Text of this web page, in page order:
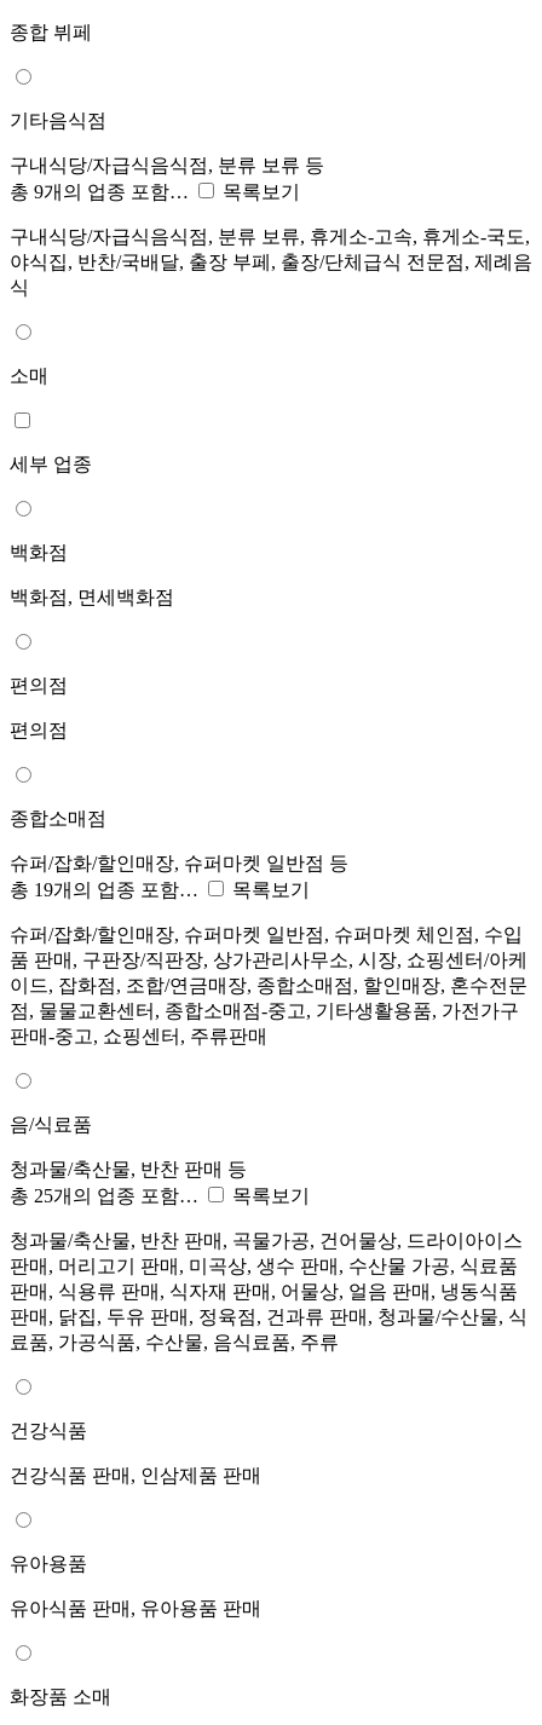
종합 뷔페
기타음식점
구내식당/자급식음식점, 분류 보류 등
총 9개의 업종 포함…
목록보기
구내식당/자급식음식점, 분류 보류, 휴게소-고속, 휴게소-국도,
야식집, 반찬/국배달, 출장 부페, 출장/단체급식 전문점, 제례음
식
소매
세부 업종
백화점
백화점, 면세백화점
편의점
편의점
종합소매점
슈퍼/잡화/할인매장, 슈퍼마켓 일반점 등
총 19개의 업종 포함…
목록보기
슈퍼/잡화/할인매장, 슈퍼마켓 일반점, 슈퍼마켓 체인점, 수입
품 판매, 구판장/직판장, 상가관리사무소, 시장, 쇼핑센터/아케
이드, 잡화점, 조합/연금매장, 종합소매점, 할인매장, 혼수전문
점, 물물교환센터, 종합소매점-중고, 기타생활용품, 가전가구
판매-중고, 쇼핑센터, 주류판매
음/식료품
청과물/축산물, 반찬 판매 등
총 25개의 업종 포함…
목록보기
청과물/축산물, 반찬 판매, 곡물가공, 건어물상, 드라이아이스
판매, 머리고기 판매, 미곡상, 생수 판매, 수산물 가공, 식료품
판매, 식용류 판매, 식자재 판매, 어물상, 얼음 판매, 냉동식품
판매, 닭집, 두유 판매, 정육점, 건과류 판매, 청과물/수산물, 식
료품, 가공식품, 수산물, 음식료품, 주류
건강식품
건강식품 판매, 인삼제품 판매
유아용품
유아식품 판매, 유아용품 판매
화장품 소매